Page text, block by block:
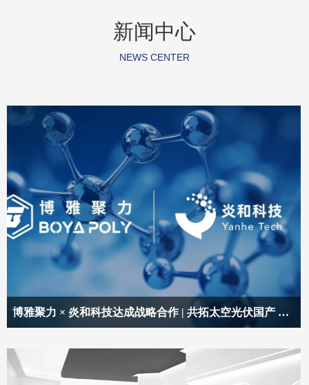
新闻中心
NEWS CENTER
博雅聚力 × 炎和科技达成战略合作 | 共拓太空光伏国产 PI 材料新征程